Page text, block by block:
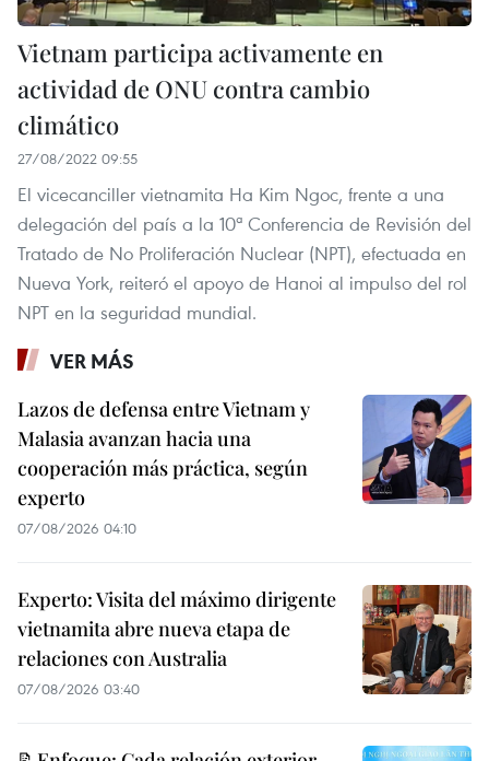
Vietnam participa activamente en
actividad de ONU contra cambio
climático
27/08/2022 09:55
El vicecanciller vietnamita Ha Kim Ngoc, frente a una
delegación del país a la 10ª Conferencia de Revisión del
Tratado de No Proliferación Nuclear (NPT), efectuada en
Nueva York, reiteró el apoyo de Hanoi al impulso del rol
NPT en la seguridad mundial.
VER MÁS
Lazos de defensa entre Vietnam y
Malasia avanzan hacia una
cooperación más práctica, según
experto
07/08/2026 04:10
Experto: Visita del máximo dirigente
vietnamita abre nueva etapa de
relaciones con Australia
07/08/2026 03:40